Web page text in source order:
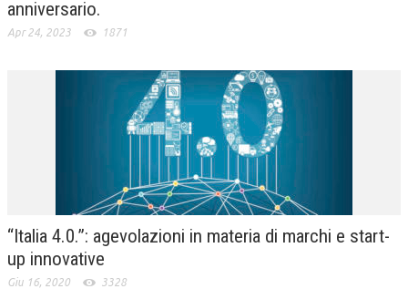
INVITI E PROMOZIONI
anniversario.
Apr 24, 2023 1871
“Italia 4.0.”: agevolazioni in materia di marchi e start-
up innovative
Giu 16, 2020 3328